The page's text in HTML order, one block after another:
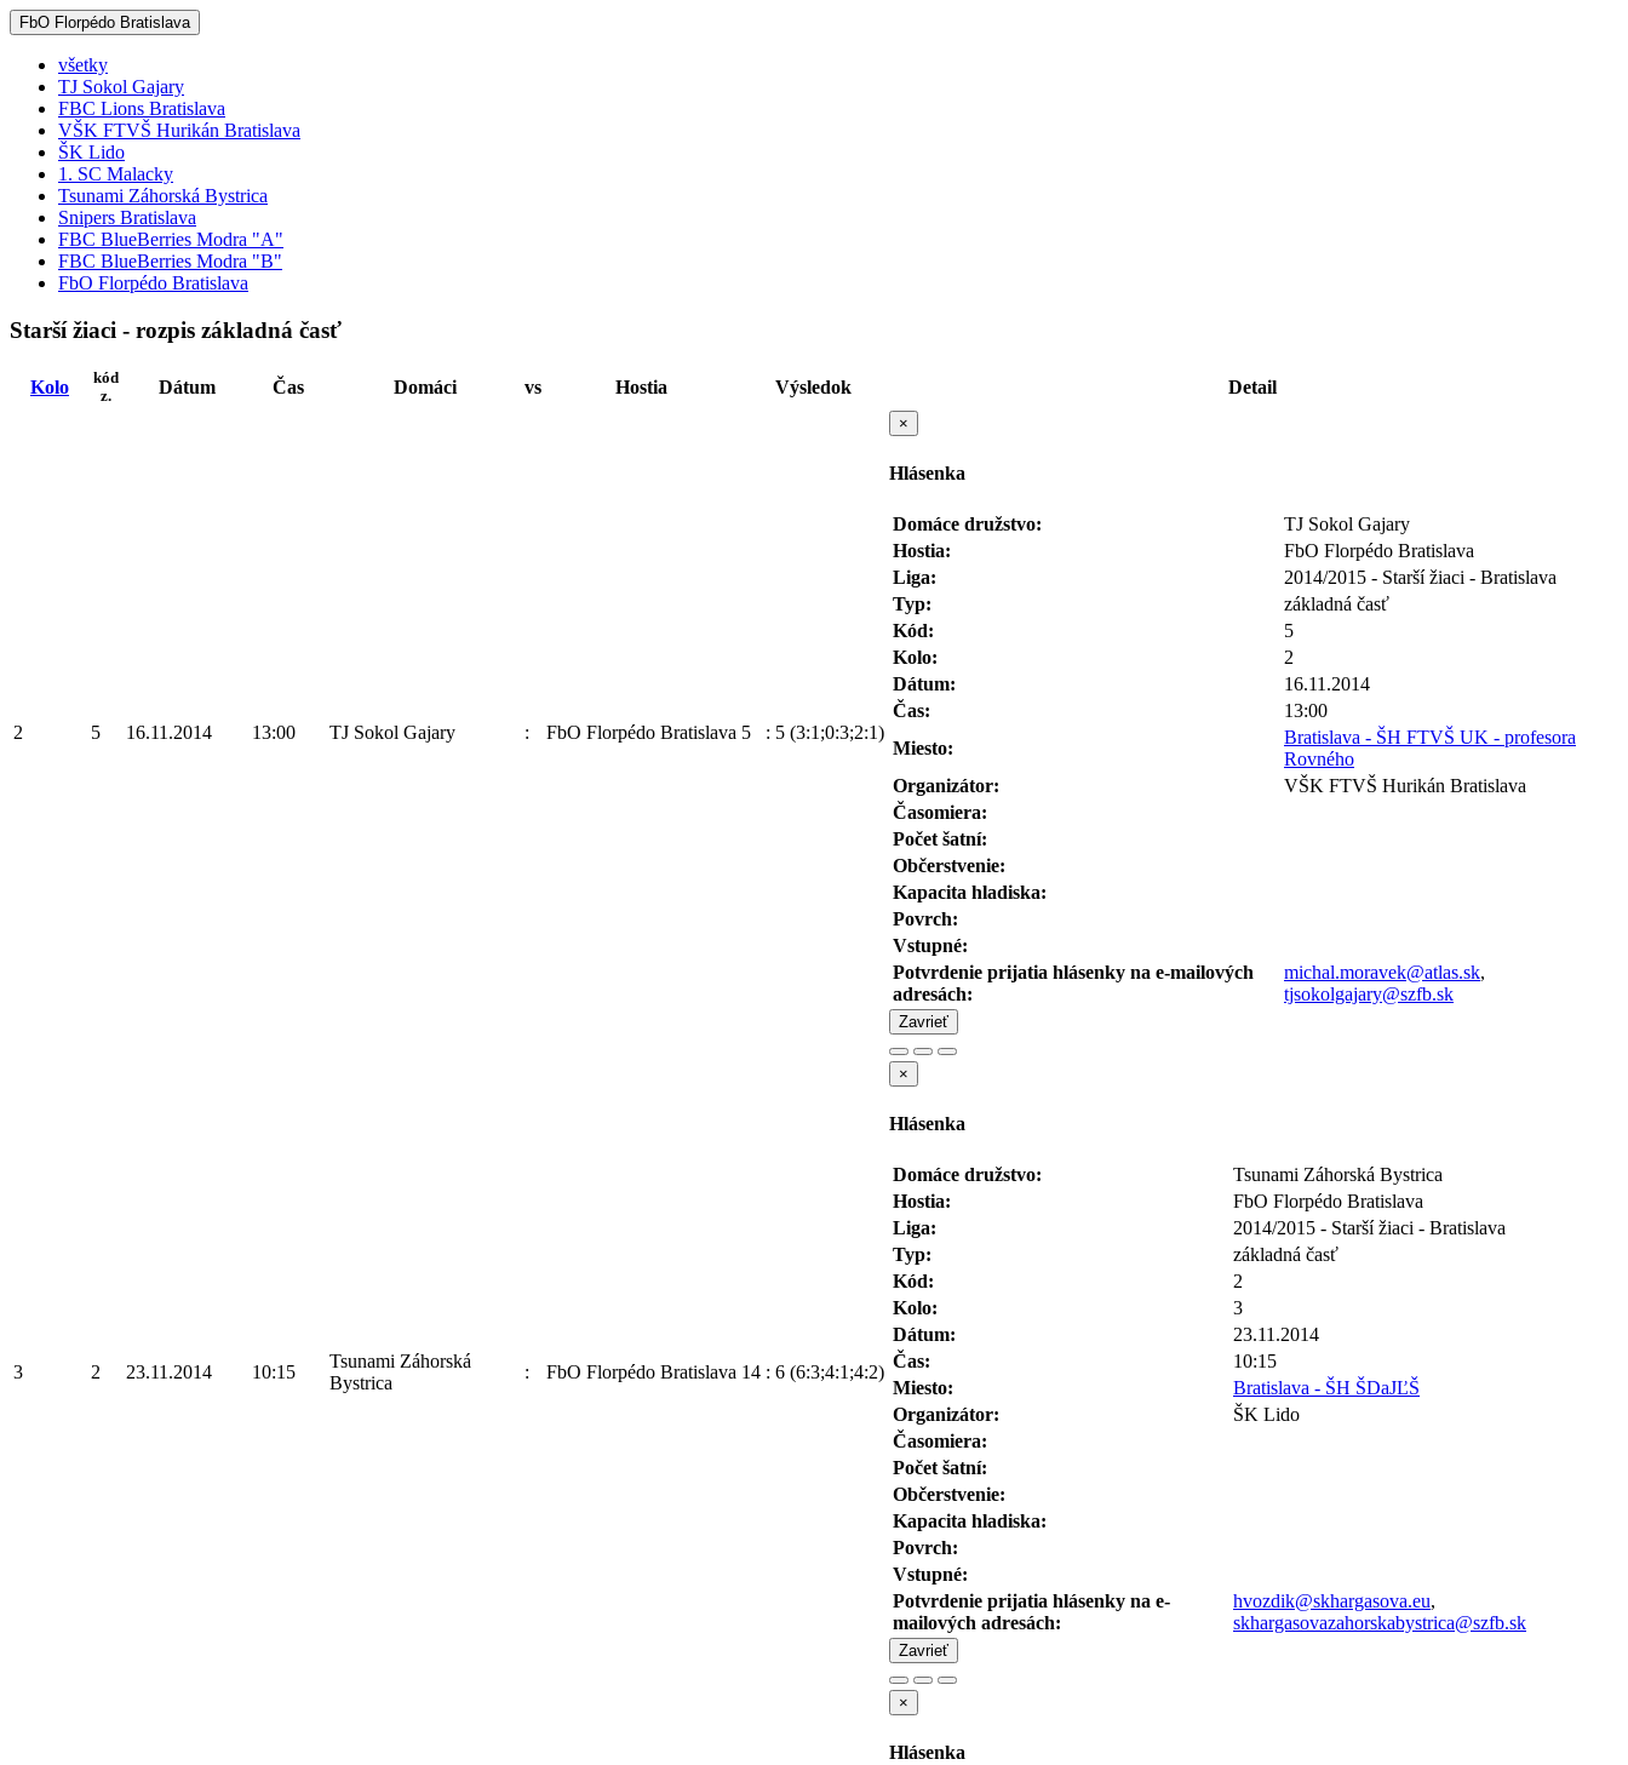
FbO Florpédo Bratislava
všetky
TJ Sokol Gajary
FBC Lions Bratislava
VŠK FTVŠ Hurikán Bratislava
ŠK Lido
1. SC Malacky
Tsunami Záhorská Bystrica
Snipers Bratislava
FBC BlueBerries Modra "A"
FBC BlueBerries Modra "B"
FbO Florpédo Bratislava
Starší žiaci - rozpis základná časť
Kolo
kód
z.
Dátum Čas Domáci vs Hostia Výsledok Detail
2 5 16.11.2014 13:00 TJ Sokol Gajary : FbO Florpédo Bratislava 5 : 5 (3:1;0:3;2:1)
×
Hlásenka
Domáce družstvo:
TJ Sokol Gajary
Hostia:
FbO Florpédo Bratislava
Liga:
2014/2015 - Starší žiaci - Bratislava
Typ:
základná časť
Kód:
5
Kolo:
2
Dátum:
16.11.2014
Čas:
13:00
Miesto:
Bratislava - ŠH FTVŠ UK - profesora
Rovného
Organizátor:
VŠK FTVŠ Hurikán Bratislava
Časomiera:
Počet šatní:
Občerstvenie:
Kapacita hladiska:
Povrch:
Vstupné:
Potvrdenie prijatia hlásenky na e-mailových
adresách:
michal.moravek@atlas.sk,
tjsokolgajary@szfb.sk
Zavrieť
3 2 23.11.2014 10:15
Tsunami Záhorská
Bystrica
: FbO Florpédo Bratislava 14 : 6 (6:3;4:1;4:2)
×
Hlásenka
Domáce družstvo:
Tsunami Záhorská Bystrica
Hostia:
FbO Florpédo Bratislava
Liga:
2014/2015 - Starší žiaci - Bratislava
Typ:
základná časť
Kód:
2
Kolo:
3
Dátum:
23.11.2014
Čas:
10:15
Miesto:
Bratislava - ŠH ŠDaJĽŠ
Organizátor:
ŠK Lido
Časomiera:
Počet šatní:
Občerstvenie:
Kapacita hladiska:
Povrch:
Vstupné:
Potvrdenie prijatia hlásenky na e-
mailových adresách:
hvozdik@skhargasova.eu,
skhargasovazahorskabystrica@szfb.sk
Zavrieť
×
Hlásenka